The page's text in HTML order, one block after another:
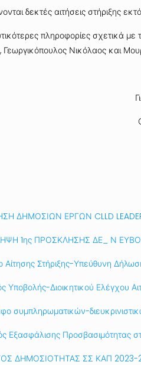
δεκτές αιτήσεις στήριξης
πληροφορίες σχετικά
Γεωργικόπουλος Νικόλαος και
ΔΗΜΟΣΙΩΝ ΕΡΓΩΝ CLLD
1ης ΠΡΟΣΚΛΗΣΗΣ ΔΕ_ Ν
Αίτησης Στήριξης-Υπεύθυνη
Υποβολής-Διοικητικού Ελέγχου
συμπληρωματικών-
Εξασφάλισης Προσβασιμότητας
ΔΗΜΟΣΙΟΤΗΤΑΣ ΣΣ ΚΑΠ 2023-